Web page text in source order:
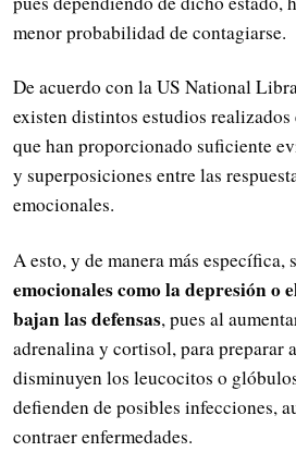
menor probabilidad de contagiarse.
De acuerdo con la US National
existen distintos estudios realizados
que han proporcionado suficiente
y superposiciones entre las
emocionales.
A esto, y de manera más específica,
emocionales como la depresión o
bajan las defensas, pues al
adrenalina y cortisol, para preparar
disminuyen los leucocitos o
defienden de posibles infecciones,
contraer enfermedades.